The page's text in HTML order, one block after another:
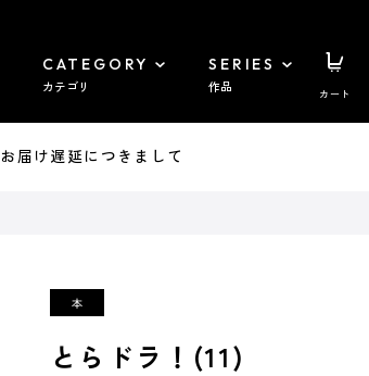
CATEGORY
カテゴリ
SERIES
作品 カート
届け遅延につきまして
とらドラ！(11)